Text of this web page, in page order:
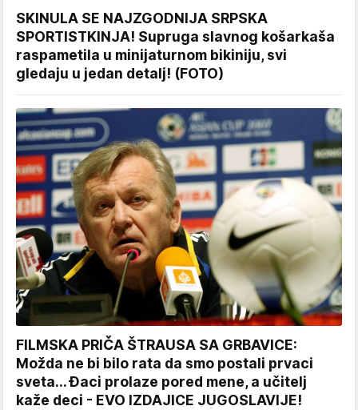
SKINULA SE NAJZGODNIJA SRPSKA
SPORTISTKINJA! Supruga slavnog košarkaša
raspametila u minijaturnom bikiniju, svi
gledaju u jedan detalj! (FOTO)
FILMSKA PRIČA ŠTRAUSA SA GRBAVICE:
Možda ne bi bilo rata da smo postali prvaci
sveta... Đaci prolaze pored mene, a učitelj
kaže deci - EVO IZDAJICE JUGOSLAVIJE!